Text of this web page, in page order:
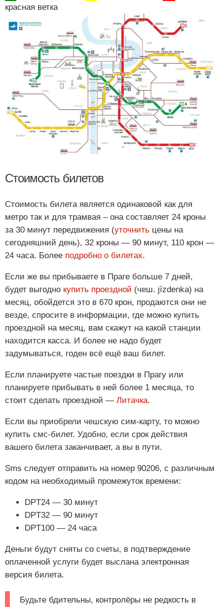
красная ветка
Стоимость билетов
Стоимость билета является одинаковой как для
метро так и для трамвая – она составляет 24 кроны
за 30 минут передвижения (уточнить цены на
сегодняшний день), 32 кроны — 90 минут, 110 крон —
24 часа. Более подробно о билетах.
Если же вы прибываете в Праге больше 7 дней,
будет выгодно купить проездной (чеш. jízdenka) на
месяц, обойдется это в 670 крон, продаются они не
везде, спросите в информации, где можно купить
проездной на месяц, вам скажут на какой станции
находится касса. И более не надо будет
задумываться, годен всё ещё ваш билет.
Если планируете частые поездки в Прагу или
планируете прибывать в ней более 1 месяца, то
стоит сделать проездной — Литачка.
Если вы приобрели чешскую сим-карту, то можно
купить смс-билет. Удобно, если срок действия
вашего билета заканчивает, а вы в пути.
Sms следует отправить на номер 90206, с различным
кодом на необходимый промежуток времени:
DPT24 — 30 минут
DPT32 — 90 минут
DPT100 — 24 часа
Деньги будут сняты со счеты, в подтверждение
оплаченной услуги будет выслана электронная
версия билета.
Будьте бдительны, контролёры не редкость в